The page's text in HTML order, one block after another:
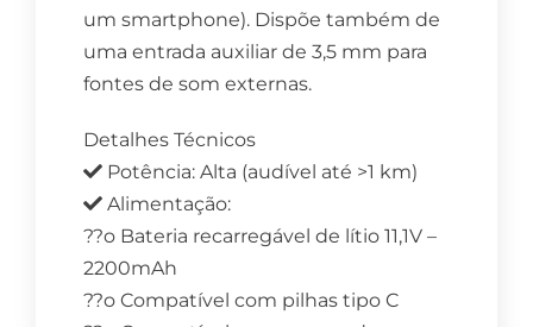
um smartphone). Dispõe também de
uma entrada auxiliar de 3,5 mm para
fontes de som externas.
Detalhes Técnicos
Potência: Alta (audível até >1 km)
Alimentação:
??o Bateria recarregável de lítio 11,1V –
2200mAh
??o Compatível com pilhas tipo C